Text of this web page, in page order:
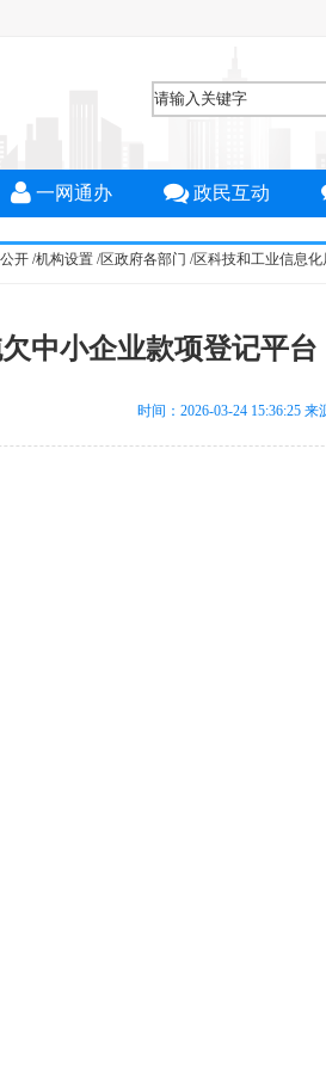
一网通办 政民互动
开 /机构设置 /区政府各部门 /区科技和工业信息化
中小企业款项登记平台
时间：2026-03-24 15:36:25